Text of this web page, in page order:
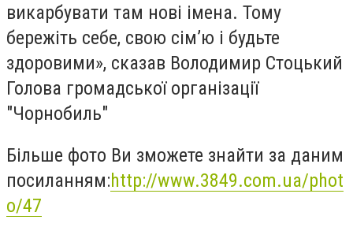
викарбувати там нові імена. Тому
бережіть себе, свою сім’ю і будьте
здоровими», сказав Володимир Стоцький
Голова громадської організації
"Чорнобиль"
Більше фото Ви зможете знайти за даним
посиланням:http://www.3849.com.ua/phot
o/47